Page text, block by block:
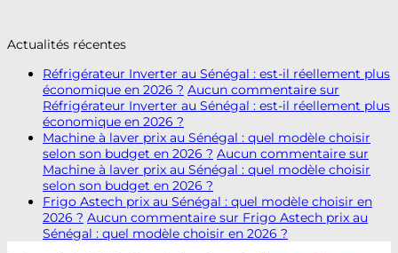
Actualités récentes
Réfrigérateur Inverter au Sénégal : est-il réellement plus
économique en 2026 ? Aucun commentaire sur
Réfrigérateur Inverter au Sénégal : est-il réellement plus
économique en 2026 ?
Machine à laver prix au Sénégal : quel modèle choisir
selon son budget en 2026 ? Aucun commentaire sur
Machine à laver prix au Sénégal : quel modèle choisir
selon son budget en 2026 ?
Frigo Astech prix au Sénégal : quel modèle choisir en
2026 ? Aucun commentaire sur Frigo Astech prix au
Sénégal : quel modèle choisir en 2026 ?